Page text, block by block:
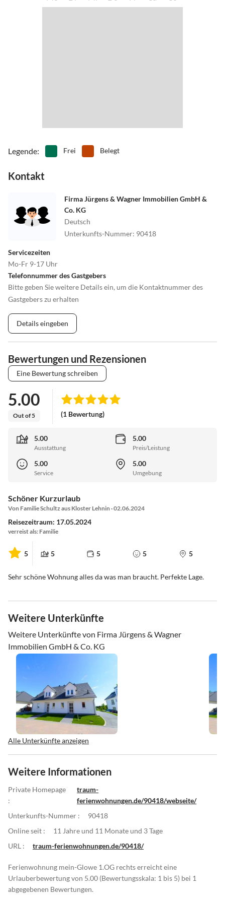
Legende: Frei Belegt
Kontakt
Firma Jürgens & Wagner Immobilien GmbH &
Co. KG
Deutsch
Unterkunfts-Nummer: 90418
Servicezeiten
Mo-Fr 9-17 Uhr
Telefonnummer des Gastgebers
Bitte geben Sie weitere Details ein, um die Kontaktnummer des
Gastgebers zu erhalten
Details eingeben
Bewertungen und Rezensionen
Eine Bewertung schreiben
5.00
Out of 5 (1 Bewertung)
5.00
Ausstattung
5.00
Preis/Leistung
5.00
Service
5.00
Umgebung
Schöner Kurzurlaub
Von Familie Schultz aus Kloster Lehnin · 02.06.2024
Reisezeitraum: 17.05.2024
verreist als: Familie
5 5 5 5 5
Sehr schöne Wohnung alles da was man braucht. Perfekte Lage.
Weitere Unterkünfte
Weitere Unterkünfte von Firma Jürgens & Wagner
Immobilien GmbH & Co. KG
Alle Unterkünfte anzeigen
Weitere Informationen
Private Homepage
:
traum-
ferienwohnungen.de/90418/webseite/
Unterkunfts-Nummer :
90418
Online seit :
11 Jahre und 11 Monate und 3 Tage
URL :
traum-ferienwohnungen.de/90418/
Ferienwohnung mein-Glowe 1.OG rechts erreicht eine
Urlauberbewertung von 5.00 (Bewertungsskala: 1 bis 5) bei 1
abgegebenen Bewertungen.